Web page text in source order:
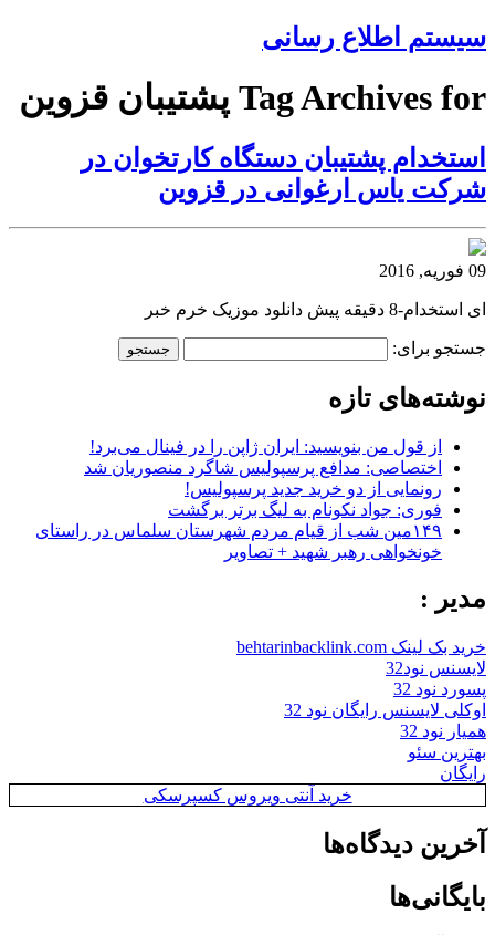
سیستم اطلاع رسانی
Tag Archives for پشتیبان قزوین
استخدام پشتیبان دستگاه کارتخوان در
شرکت یاس ارغوانی در قزوین
09 فوریه, 2016
ای استخدام-8 دقیقه پیش دانلود موزیک خرم خبر
جستجو برای:
نوشته‌های تازه
از قول من بنویسید: ایران ژاپن را در فینال می‌برد!
اختصاصی: مدافع پرسپولیس شاگرد منصوریان شد
رونمایی از دو خرید جدید پرسپولیس!
فوری: جواد نکونام به لیگ برتر برگشت
۱۴۹مین شب از قیام مردم شهرستان سلماس در راستای
خونخواهی رهبر شهید + تصاویر
مدیر :
خرید بک لینک behtarinbacklink.com
لایسنس نود32
پسورد نود 32
اوکلی لایسنس رایگان نود 32
همیار نود 32
بهترین سئو
رایگان
خرید آنتی ویروس کسپرسکی
آخرین دیدگاه‌ها
بایگانی‌ها